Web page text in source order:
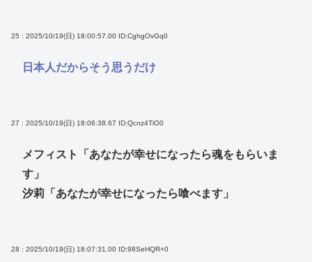
25 : 2025/10/19(日) 18:00:57.00 ID:CghgOvGq0
日本人だからそう思うだけ
27 : 2025/10/19(日) 18:06:38.67 ID:Qcnz4TiO0
メフィスト「あなたが幸せになったら魂をもらいま
す」
汐莉「あなたが幸せになったら喰べます」
28 : 2025/10/19(日) 18:07:31.00 ID:98SeHQR+0